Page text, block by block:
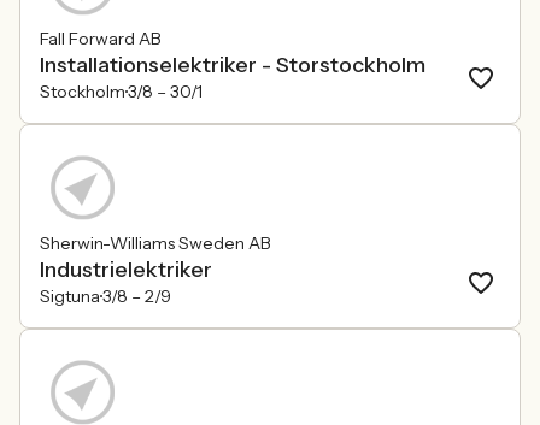
Fall Forward AB
Installationselektriker - Storstockholm
Stockholm3/8 – 30/1
Sherwin-Williams Sweden AB
Industrielektriker
Sigtuna3/8 – 2/9